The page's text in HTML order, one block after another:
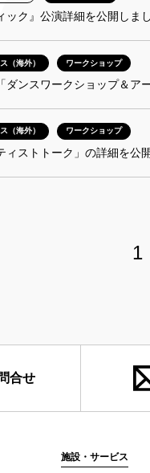
ック』公演詳細を公開しま
（海外） ワークショップ
ダンスワークショップ＆ア
（海外） ワークショップ
ィストトーク」の詳細を公
1
合せ
施設・サービス